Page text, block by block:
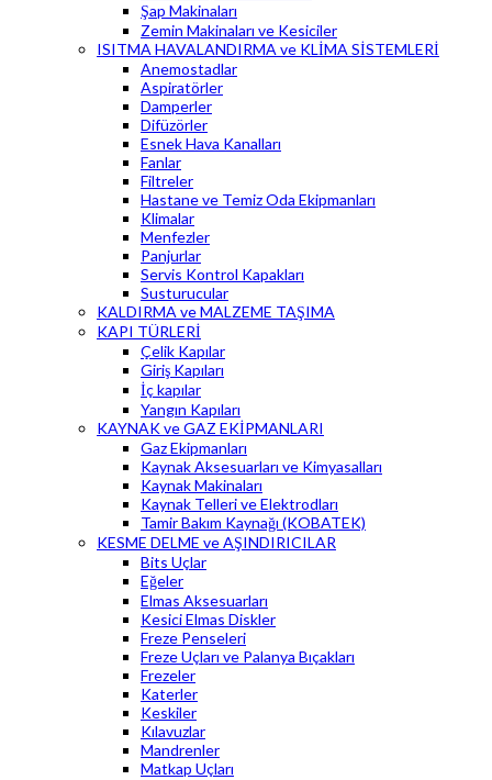
Şap Makinaları
Zemin Makinaları ve Kesiciler
ISITMA HAVALANDIRMA ve KLİMA SİSTEMLERİ
Anemostadlar
Aspiratörler
Damperler
Difüzörler
Esnek Hava Kanalları
Fanlar
Filtreler
Hastane ve Temiz Oda Ekipmanları
Klimalar
Menfezler
Panjurlar
Servis Kontrol Kapakları
Susturucular
KALDIRMA ve MALZEME TAŞIMA
KAPI TÜRLERİ
Çelik Kapılar
Giriş Kapıları
İç kapılar
Yangın Kapıları
KAYNAK ve GAZ EKİPMANLARI
Gaz Ekipmanları
Kaynak Aksesuarları ve Kimyasalları
Kaynak Makinaları
Kaynak Telleri ve Elektrodları
Tamir Bakım Kaynağı (KOBATEK)
KESME DELME ve AŞINDIRICILAR
Bits Uçlar
Eğeler
Elmas Aksesuarları
Kesici Elmas Diskler
Freze Penseleri
Freze Uçları ve Palanya Bıçakları
Frezeler
Katerler
Keskiler
Kılavuzlar
Mandrenler
Matkap Uçları